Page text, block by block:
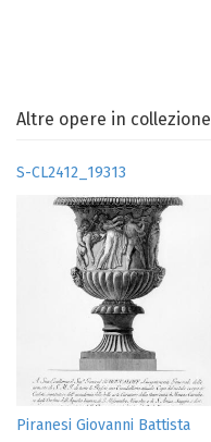
Altre opere in collezione
S-CL2412_19313
Piranesi Giovanni Battista